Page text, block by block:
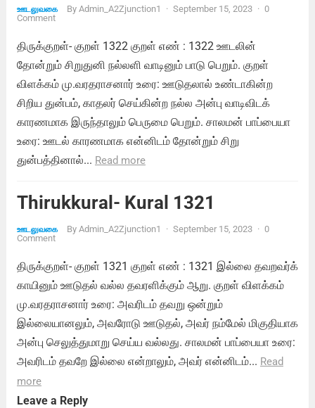
ஊடலுவகை By Admin_A2Zjunction1 · September 15, 2023 · 0
Comment
திருக்குறள்- குறள் 1322 குறள் எண் : 1322 ஊடலின்
தோன்றும் சிறுதுனி நல்லளி வாடினும் பாடு பெறும். குறள்
விளக்கம் மு.வரதராசனார் உரை: ஊடுதலால் உண்டாகின்ற
சிறிய துன்பம், காதலர் செய்கின்ற நல்ல அன்பு வாடிவிடக்
காரணமாக இருந்தாலும் பெருமை பெறும். சாலமன் பாப்பையா
உரை: ஊடல் காரணமாக என்னிடம் தோன்றும் சிறு
துன்பத்தினால்... Read more
Thirukkural- Kural 1321
ஊடலுவகை By Admin_A2Zjunction1 · September 15, 2023 · 0
Comment
திருக்குறள்- குறள் 1321 குறள் எண் : 1321 இல்லை தவறவர்க்
காயினும் ஊடுதல் வல்ல தவரளிக்கும் ஆறு. குறள் விளக்கம்
மு.வரதராசனார் உரை: அவரிடம் தவறு ஒன்றும்
இல்லையானலும், அவரோடு ஊடுதல், அவர் நம்மேல் மிகுதியாக
அன்பு செலுத்துமாறு செய்ய வல்லது. சாலமன் பாப்பையா உரை:
அவரிடம் தவறே இல்லை என்றாலும், அவர் என்னிடம்... Read
more
Leave a Reply